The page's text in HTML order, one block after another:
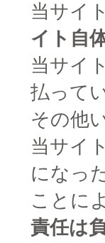
当サイ
イト自
当サイ
払って
その他
当サイ
になっ
ことに
責任は